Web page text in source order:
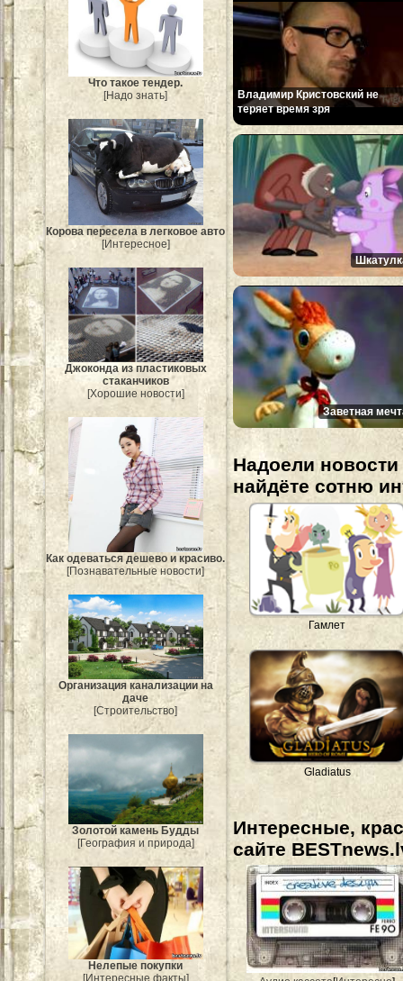
Что такое тендер.
[Надо знать]
Корова пересела в легковое авто
[Интересное]
Джоконда из пластиковых
стаканчиков
[Хорошие новости]
Как одеваться дешево и красиво.
[Познавательные новости]
Организация канализации на
даче
[Строительство]
Золотой камень Будды
[География и природа]
Нелепые покупки
Владимир Кристовский не
теряет время зря
Заветная
Надоели
найдёте сотню
Гамлет
Gladiatus
Интересные,
сайте